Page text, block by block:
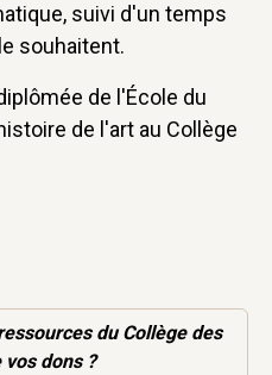
suivi d'un temps
souhaitent.
de l'École du
de l'art au Collège
du Collège des
dons ?